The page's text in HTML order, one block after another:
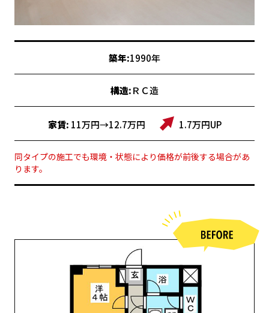
築年:1990年
構造:ＲＣ造
家賃: 11万円→12.7万円 1.7万円UP
同タイプの施工でも環境・状態により価格が前後する場合があ
ります。